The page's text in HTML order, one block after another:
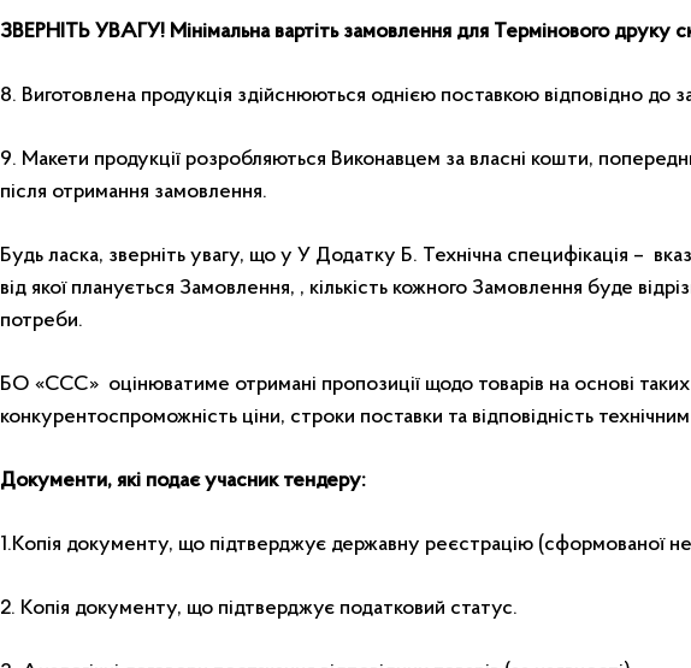
ЗВЕРНІТЬ УВАГУ! Мінімальна вартіть замовлення для Термінового друку
8. Виготовлена продукція здійснюються однією поставкою відповідно до
9. Макети продукції розробляються Виконавцем за власні кошти,
після отримання замовлення.
Будь ласка, зверніть увагу, що у У Додатку Б. Технічна специфікація –
від якої планується Замовлення, , кількість кожного Замовлення буде
потреби.
БО «ССС» оцінюватиме отримані пропозиції щодо товарів на основі таких
конкурентоспроможність ціни, строки поставки та відповідність
Документи, які подає учасник тендеру:
1.Копія документу, що підтверджує державну реєстрацію (сформованої
2. Копія документу, що підтверджує податковий статус.